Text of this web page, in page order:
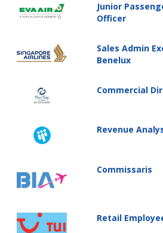
Junior
Officer
Sales Admin
Benelux
Commercial
Revenue
Commissaris
Retail